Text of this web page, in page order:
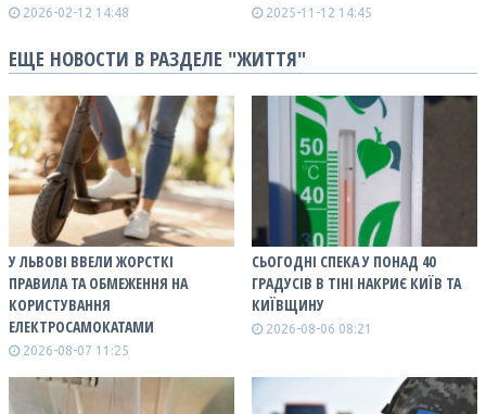
2026-02-12 14:48 2025-11-12 14:45
ЕЩЕ НОВОСТИ В РАЗДЕЛЕ "ЖИТТЯ"
У ЛЬВОВІ ВВЕЛИ ЖОРСТКІ
ПРАВИЛА ТА ОБМЕЖЕННЯ НА
КОРИСТУВАННЯ
ЕЛЕКТРОСАМОКАТАМИ
2026-08-07 11:25
СЬОГОДНІ СПЕКА У ПОНАД 40
ГРАДУСІВ В ТІНІ НАКРИЄ КИЇВ ТА
КИЇВЩИНУ
2026-08-06 08:21